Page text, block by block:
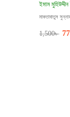
ইমাম
মাকতাবাতুস
1,500৳